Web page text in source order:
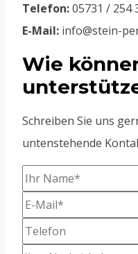
Telefon:05731 / 254
E-Mail: info@stein-
Wie
Schreiben Sie uns
untenstehende